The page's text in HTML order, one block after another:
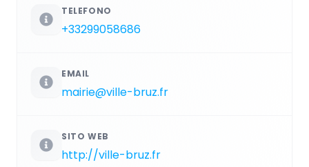
TELEFONO
+33299058686
EMAIL
mairie@ville-bruz.fr
SITO WEB
http://ville-bruz.fr